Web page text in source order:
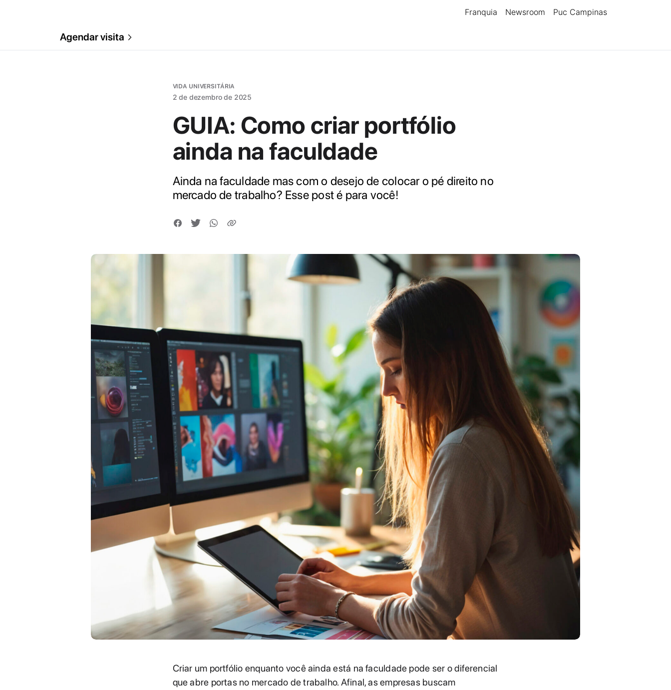
Franquia Newsroom Puc Campinas
Agendar visita
VIDA UNIVERSITÁRIA
2 de dezembro de 2025
GUIA: Como criar portfólio
ainda na faculdade
Ainda na faculdade mas com o desejo de colocar o pé direito no
mercado de trabalho? Esse post é para você!
Criar um portfólio enquanto você ainda está na faculdade pode ser o diferencial
que abre portas no mercado de trabalho. Afinal, as empresas buscam